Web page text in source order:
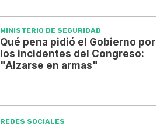
MINISTERIO DE SEGURIDAD
Qué pena pidió el Gobierno por
los incidentes del Congreso:
"Alzarse en armas"
REDES SOCIALES